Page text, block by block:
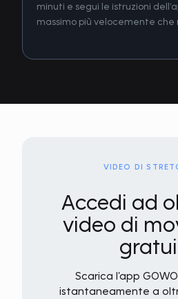
minuti e segui le istruzioni
massimo più velocemente che
VIDEO DI
Accedi ad
video di
Scarica l’app
istantaneamente a